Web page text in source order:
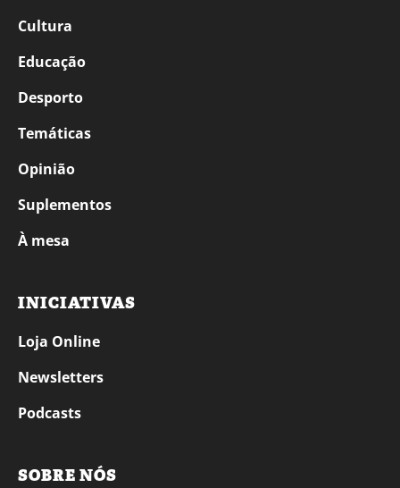
Cultura
Educação
Desporto
Temáticas
Opinião
Suplementos
À mesa
INICIATIVAS
Loja Online
Newsletters
Podcasts
SOBRE NÓS